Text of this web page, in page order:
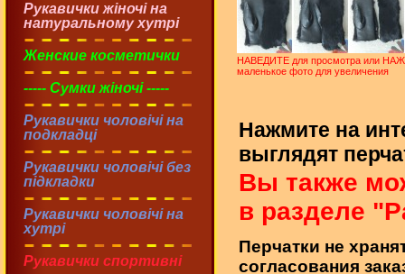
Рукавички жіночі на
натуральному хутрі
Женские косметички
----- Сумки жіночі -----
Рукавички чоловічі на
подкладці
Рукавички чоловічі без
підкладки
Рукавички чоловічі на
хутрі
Рукавички спортивні
НАВЕДИТЕ для просмотра или
маленькое фото для увеличения
Нажмите на
выглядят
Вы также
в разделе
Перчатки не
согласования